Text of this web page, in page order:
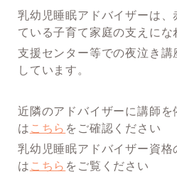
乳幼児睡眠アドバイザーは、
ている子育て家庭の支えにな
支援センター等での夜泣き
しています。
近隣のアドバイザーに講師
は こちら をご確認ください
乳幼児睡眠アドバイザー資
は こちら をご覧ください